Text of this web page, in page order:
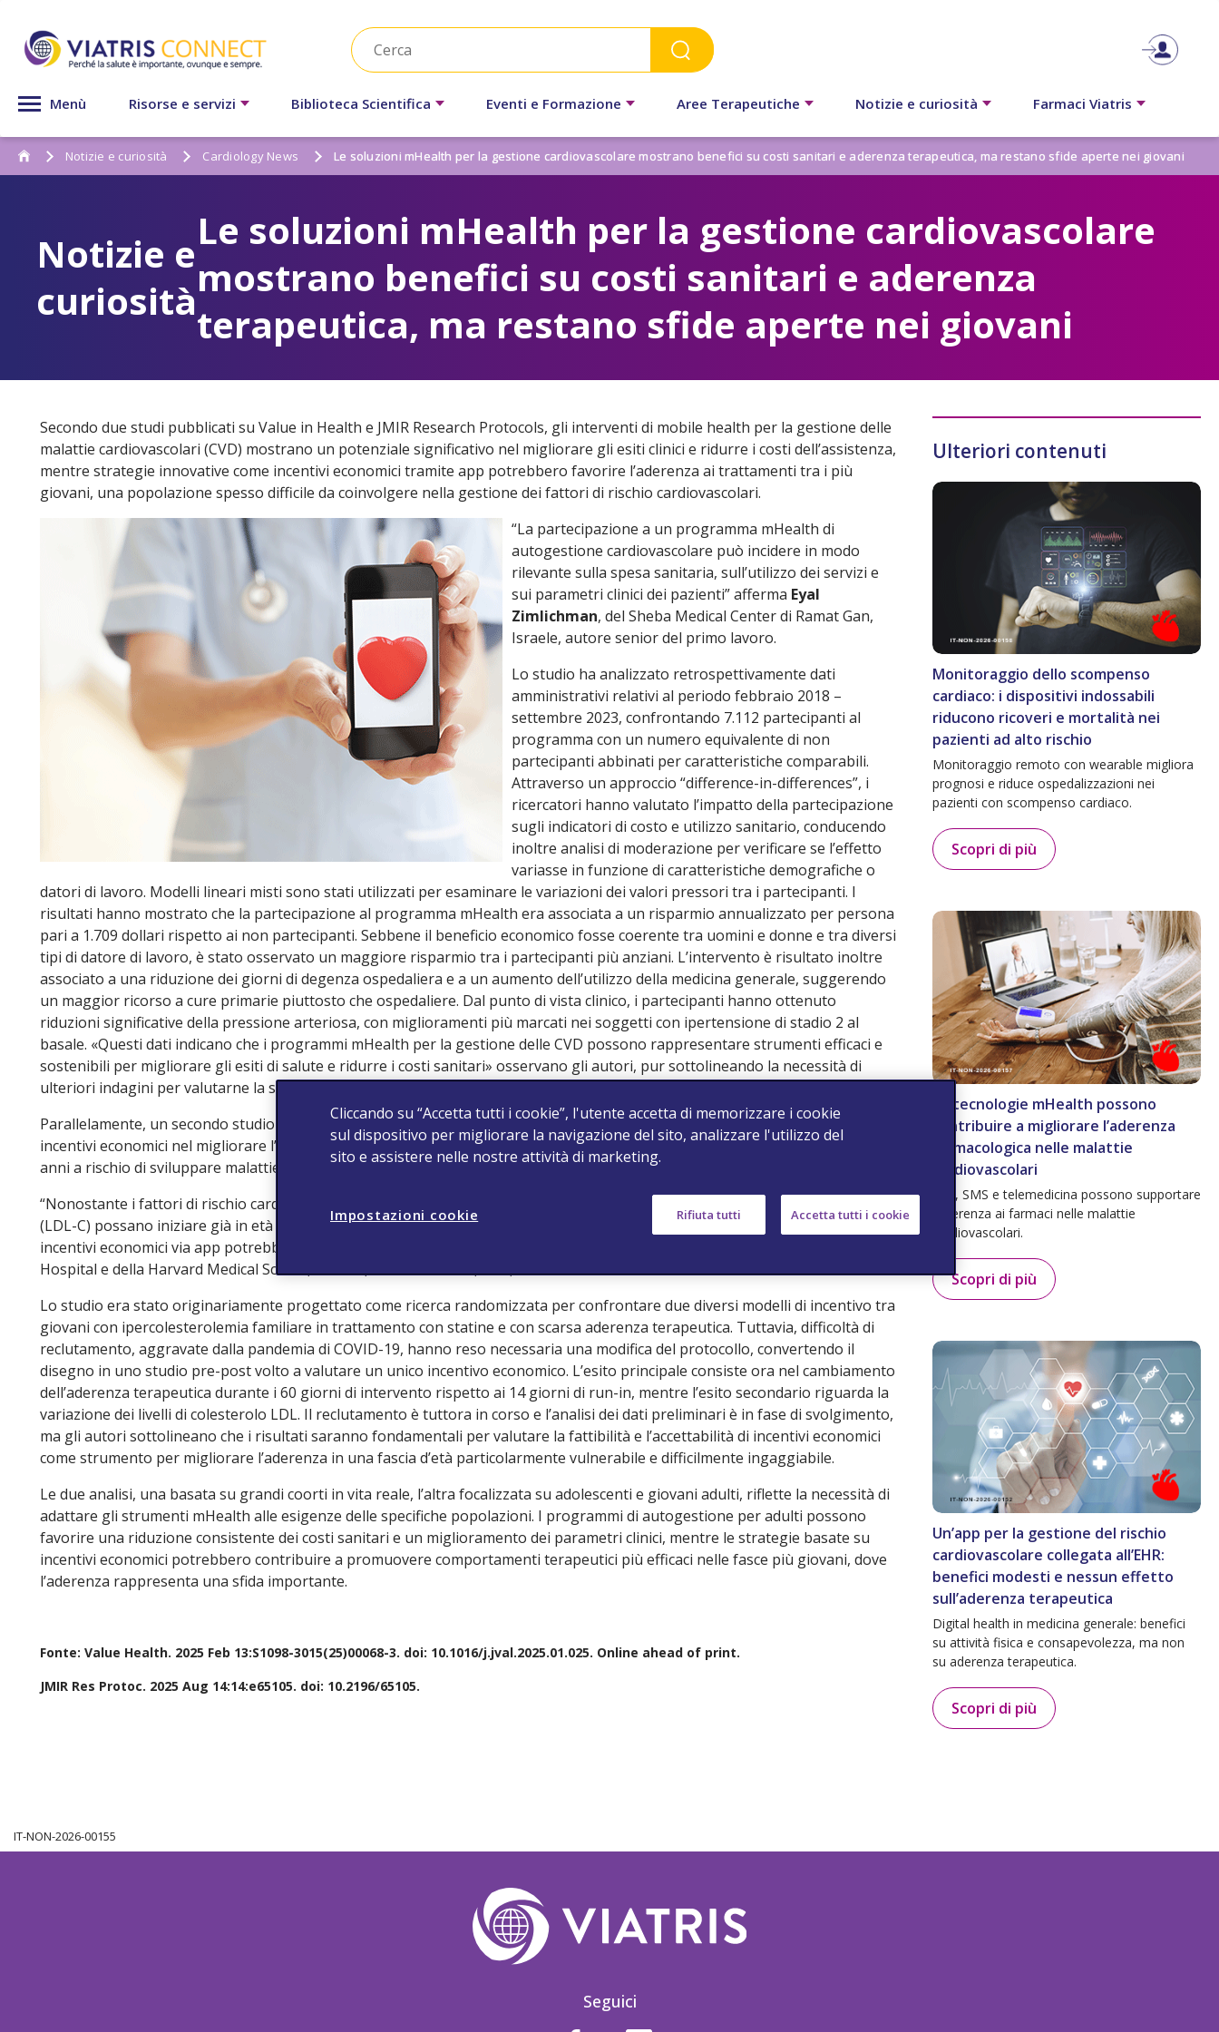
Menù Risorse e servizi Biblioteca Scientifica Eventi e Formazione Aree Terapeutiche Notizie e curiosità Farmaci Viatris
Notizie e curiosità Cardiology News Le soluzioni mHealth per la gestione cardiovascolare mostrano benefici su costi sanitari e aderenza terapeutica, ma restano sfide aperte nei giovani
Notizie e
curiosità
Le soluzioni mHealth per la gestione cardiovascolare
mostrano benefici su costi sanitari e aderenza
terapeutica, ma restano sfide aperte nei giovani
Secondo due studi pubblicati su Value in Health e JMIR Research Protocols, gli interventi di mobile health per la gestione delle
malattie cardiovascolari (CVD) mostrano un potenziale significativo nel migliorare gli esiti clinici e ridurre i costi dell’assistenza,
mentre strategie innovative come incentivi economici tramite app potrebbero favorire l’aderenza ai trattamenti tra i più
giovani, una popolazione spesso difficile da coinvolgere nella gestione dei fattori di rischio cardiovascolari.
“La partecipazione a un programma mHealth di
autogestione cardiovascolare può incidere in modo
rilevante sulla spesa sanitaria, sull’utilizzo dei servizi e
sui parametri clinici dei pazienti” afferma Eyal
Zimlichman, del Sheba Medical Center di Ramat Gan,
Israele, autore senior del primo lavoro.
Lo studio ha analizzato retrospettivamente dati
amministrativi relativi al periodo febbraio 2018 –
settembre 2023, confrontando 7.112 partecipanti al
programma con un numero equivalente di non
partecipanti abbinati per caratteristiche comparabili.
Attraverso un approccio “difference-in-differences”, i
ricercatori hanno valutato l’impatto della partecipazione
sugli indicatori di costo e utilizzo sanitario, conducendo
inoltre analisi di moderazione per verificare se l’effetto
variasse in funzione di caratteristiche demografiche o
datori di lavoro. Modelli lineari misti sono stati utilizzati per esaminare le variazioni dei valori pressori tra i partecipanti. I
risultati hanno mostrato che la partecipazione al programma mHealth era associata a un risparmio annualizzato per persona
pari a 1.709 dollari rispetto ai non partecipanti. Sebbene il beneficio economico fosse coerente tra uomini e donne e tra diversi
tipi di datore di lavoro, è stato osservato un maggiore risparmio tra i partecipanti più anziani. L’intervento è risultato inoltre
associato a una riduzione dei giorni di degenza ospedaliera e a un aumento dell’utilizzo della medicina generale, suggerendo
un maggior ricorso a cure primarie piuttosto che ospedaliere. Dal punto di vista clinico, i partecipanti hanno ottenuto
riduzioni significative della pressione arteriosa, con miglioramenti più marcati nei soggetti con ipertensione di stadio 2 al
basale. «Questi dati indicano che i programmi mHealth per la gestione delle CVD possono rappresentare strumenti efficaci e
sostenibili per migliorare gli esiti di salute e ridurre i costi sanitari» osservano gli autori, pur sottolineando la necessità di
ulteriori indagini per valutarne la sostenibilità a lungo termine.
Parallelamente, un secondo studio si sta concentrando su una popolazione differente, esplorando l’utilità di un’app basata su
incentivi economici nel migliorare l’aderenza ai farmaci ipolipemizzanti e antipertensivi tra giovani di età compresa tra 12 e 19
anni a rischio di sviluppare malattie cardiovascolari.
“Nonostante i fattori di rischio cardiovascolare come ipertensione e livelli elevati di colesterolo lipoproteico a bassa densità
(LDL-C) possano iniziare già in età pediatrica, l’aderenza ai trattamenti è spesso insufficiente, e soluzioni innovative come
incentivi economici via app potrebbero rappresentare una strategia promettente” afferma
Hospital e della Harvard Medical School, Boston, Massachusetts, USA, autore del secondo lavoro.
Lo studio era stato originariamente progettato come ricerca randomizzata per confrontare due diversi modelli di incentivo tra
giovani con ipercolesterolemia familiare in trattamento con statine e con scarsa aderenza terapeutica. Tuttavia, difficoltà di
reclutamento, aggravate dalla pandemia di COVID-19, hanno reso necessaria una modifica del protocollo, convertendo il
disegno in uno studio pre-post volto a valutare un unico incentivo economico. L’esito principale consiste ora nel cambiamento
dell’aderenza terapeutica durante i 60 giorni di intervento rispetto ai 14 giorni di run-in, mentre l’esito secondario riguarda la
variazione dei livelli di colesterolo LDL. Il reclutamento è tuttora in corso e l’analisi dei dati preliminari è in fase di svolgimento,
ma gli autori sottolineano che i risultati saranno fondamentali per valutare la fattibilità e l’accettabilità di incentivi economici
come strumento per migliorare l’aderenza in una fascia d’età particolarmente vulnerabile e difficilmente ingaggiabile.
Le due analisi, una basata su grandi coorti in vita reale, l’altra focalizzata su adolescenti e giovani adulti, riflette la necessità di
adattare gli strumenti mHealth alle esigenze delle specifiche popolazioni. I programmi di autogestione per adulti possono
favorire una riduzione consistente dei costi sanitari e un miglioramento dei parametri clinici, mentre le strategie basate su
incentivi economici potrebbero contribuire a promuovere comportamenti terapeutici più efficaci nelle fasce più giovani, dove
l’aderenza rappresenta una sfida importante.
Fonte: Value Health. 2025 Feb 13:S1098-3015(25)00068-3. doi: 10.1016/j.jval.2025.01.025. Online ahead of print.
JMIR Res Protoc. 2025 Aug 14:14:e65105. doi: 10.2196/65105.
Ulteriori contenuti
Monitoraggio dello scompenso
cardiaco: i dispositivi indossabili
riducono ricoveri e mortalità nei
pazienti ad alto rischio
Monitoraggio remoto con wearable migliora
prognosi e riduce ospedalizzazioni nei
pazienti con scompenso cardiaco.
Scopri di più
Le tecnologie mHealth possono
contribuire a migliorare l’aderenza
farmacologica nelle malattie
cardiovascolari
App, SMS e telemedicina possono supportare
l’aderenza ai farmaci nelle malattie
cardiovascolari.
Scopri di più
Un’app per la gestione del rischio
cardiovascolare collegata all’EHR:
benefici modesti e nessun effetto
sull’aderenza terapeutica
Digital health in medicina generale: benefici
su attività fisica e consapevolezza, ma non
su aderenza terapeutica.
Scopri di più
IT-NON-2026-00155
Seguici
Cliccando su “Accetta tutti i cookie”, l'utente accetta di memorizzare i cookie
sul dispositivo per migliorare la navigazione del sito, analizzare l'utilizzo del
sito e assistere nelle nostre attività di marketing.
Impostazioni cookie Rifiuta tutti Accetta tutti i cookie